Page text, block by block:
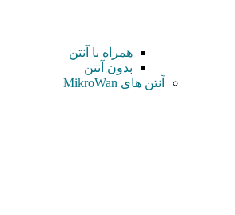
همراه با آنتن
بدون آنتن
آنتن های MikroWan